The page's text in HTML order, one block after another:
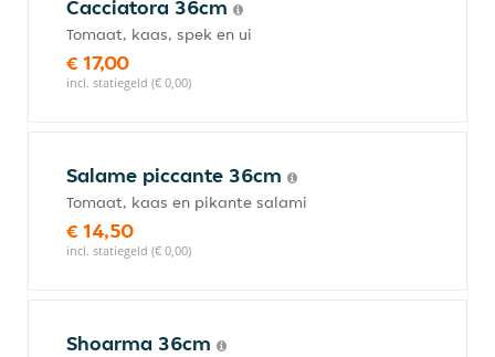
Cacciatora 36cm
Tomaat, kaas, spek en ui
€ 17,00
incl. statiegeld (€ 0,00)
Salame piccante 36cm
Tomaat, kaas en pikante salami
€ 14,50
incl. statiegeld (€ 0,00)
Shoarma 36cm